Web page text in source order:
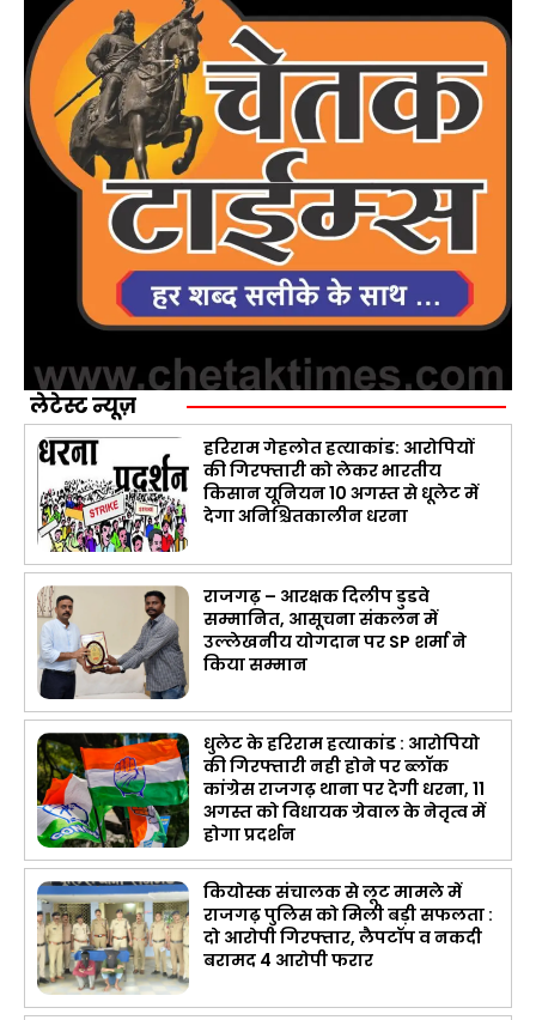
लेटेस्ट न्यूज़
हरिराम गेहलोत हत्याकांड: आरोपियों
की गिरफ्तारी को लेकर भारतीय
किसान यूनियन 10 अगस्त से धूलेट में
देगा अनिश्चितकालीन धरना
राजगढ़ – आरक्षक दिलीप डुडवे
सम्मानित, आसूचना संकलन में
उल्लेखनीय योगदान पर SP शर्मा ने
किया सम्मान
धुलेट के हरिराम हत्याकांड : आरोपियो
की गिरफ्तारी नही होने पर ब्लॉक
कांग्रेस राजगढ़ थाना पर देगी धरना, 11
अगस्त को विधायक ग्रेवाल के नेतृत्व में
होगा प्रदर्शन
कियोस्क संचालक से लूट मामले में
राजगढ़ पुलिस को मिली बड़ी सफलता :
दो आरोपी गिरफ्तार, लैपटॉप व नकदी
बरामद 4 आरोपी फरार